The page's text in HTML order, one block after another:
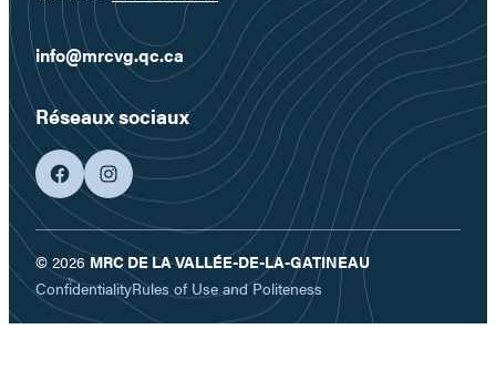
info@mrcvg.qc.ca
Réseaux sociaux
facebookgoogleplus
© 2026 MRC DE LA VALLÉE-DE-LA-GATINEAU
ConfidentialityRules of Use and Politeness